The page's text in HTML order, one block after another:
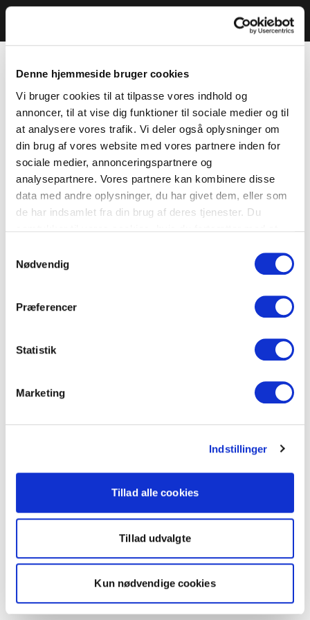
Denne hjemmeside bruger cookies
Vi bruger cookies til at tilpasse vores indhold og
annoncer, til at vise dig funktioner til sociale medier og til
at analysere vores trafik. Vi deler også oplysninger om
din brug af vores website med vores partnere inden for
sociale medier, annonceringspartnere og
analysepartnere. Vores partnere kan kombinere disse
data med andre oplysninger, du har givet dem, eller som
de har indsamlet fra din brug af deres tjenester. Du
Nødvendig
Præferencer
Statistik
Marketing
Indstillinger
Tillad alle cookies
Tillad udvalgte
Kun nødvendige cookies